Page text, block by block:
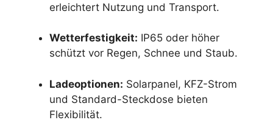
erleichtert Nutzung und Transport.
Wetterfestigkeit: IP65 oder höher
schützt vor Regen, Schnee und Staub.
Ladeoptionen: Solarpanel, KFZ-Strom
und Standard-Steckdose bieten
Flexibilität.